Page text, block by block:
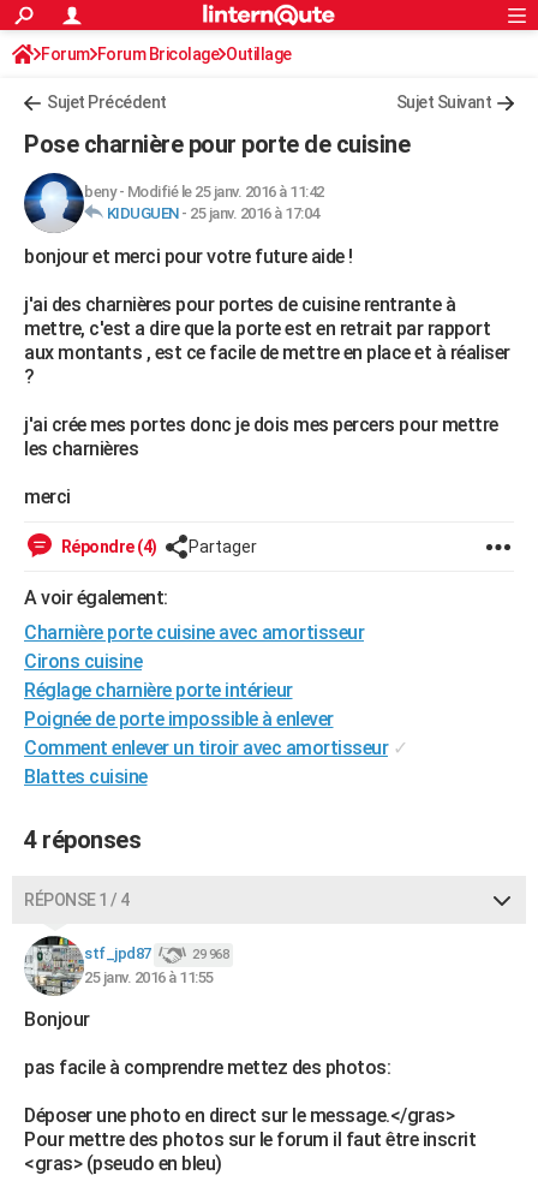
ACTUALITÉS
Politique
Société
Faits Divers
Education
Monde
Villes
+
FINANCE
Retraite
Impôts
Epargne
Immobilier
Risques naturels par ville
Banque
Assurance
Crédit
AUTO
Essais
Réserver un essai
Citadines
Berlines
SUV
Forum auto
+HIGH-TECH
Mobiles
Meilleur smartphone
Internet
Ordinateurs
Jeux vidéo
Guide high-tech
+BRICOLAGE
Forum
Aménagement intérieur
Extérieur
Cuisine
Salle de bains
Jardinage
Rangement
WEEK-END
Guides de France
Escapades
Patrimoine
Expositions
Musées
Week-end nature
+LIFESTYLE
Destinations
City break
Voyage nature
Voyage de noces
Forum
Climat
BONS PLANS
CARTE DE VOEUX
Carte de Noël
Carte Bonne année
Carte Saint-Valentin
Carte Pâques
Carte d'anniversaire
DICTIONNAIRE
COPAINS D'AVANT
S'inscrire
Se connecter
Lycées
Collèges
Primaires
Universités
Entreprises
Service militaire
Avis de recherche
AVIS DE DÉCÈS
FORUM
Bricolage
Lifestyle
Culture
Sport
Auto
Television
Voyage
Cinema
S'inscrire
Connexion
Forum Forum Bricolage Outillage
Sujet Précédent Sujet Suivant
Pose charnière pour porte de cuisine
beny- Modifié le 25 janv. 2016 à 11:42
KIDUGUEN- 25 janv. 2016 à 17:04
bonjour et merci pour votre future aide !
j'ai des charnières pour portes de cuisine rentrante à
mettre, c'est a dire que la porte est en retrait par rapport
aux montants , est ce facile de mettre en place et à réaliser
?
j'ai crée mes portes donc je dois mes percers pour mettre
les charnières
merci
Répondre (4) Partager
A voir également:
Charnière porte cuisine avec amortisseur
Cirons cuisine
Réglage charnière porte intérieur
Poignée de porte impossible à enlever
Comment enlever un tiroir avec amortisseur ✓
Blattes cuisine
4 réponses
RÉPONSE 1 / 4
stf_jpd87 29 968
25 janv. 2016 à 11:55
Bonjour
pas facile à comprendre mettez des photos:
Déposer une photo en direct sur le message.</gras>
Pour mettre des photos sur le forum il faut être inscrit
<gras> (pseudo en bleu)